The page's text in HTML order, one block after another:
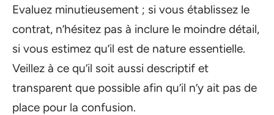
Evaluez minutieusement ; si vous établissez le
contrat, n’hésitez pas à inclure le moindre détail,
si vous estimez qu’il est de nature essentielle.
Veillez à ce qu’il soit aussi descriptif et
transparent que possible afin qu’il n’y ait pas de
place pour la confusion.